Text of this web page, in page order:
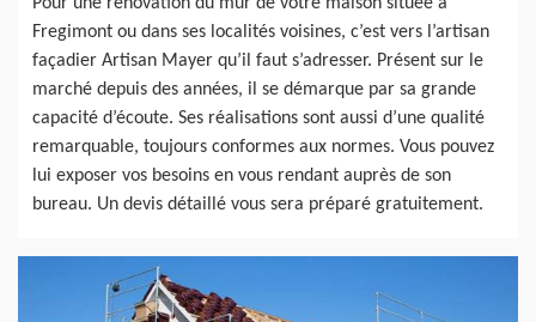
Fregimont ou dans ses localités voisines, c’est vers l’artisan
façadier Artisan Mayer qu’il faut s’adresser. Présent sur le
marché depuis des années, il se démarque par sa grande
capacité d’écoute. Ses réalisations sont aussi d’une qualité
remarquable, toujours conformes aux normes. Vous pouvez
lui exposer vos besoins en vous rendant auprès de son
bureau. Un devis détaillé vous sera préparé gratuitement.